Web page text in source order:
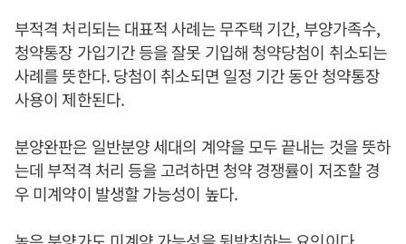
부적격 처리되는 대표적 사례는 무주택 기간, 부양가족수,
청약통장 가입기간 등을 잘못 기입해 청약당첨이 취소되는
사례를 뜻한다. 당첨이 취소되면 일정 기간 동안 청약통장
사용이 제한된다.
분양완판은 일반분양 세대의 계약을 모두 끝내는 것을 뜻하
는데 부적격 처리 등을 고려하면 청약 경쟁률이 저조할 경
우 미계약이 발생할 가능성이 높다.